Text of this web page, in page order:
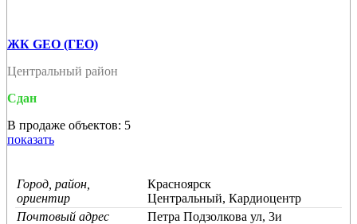
ЖК GEO (ГЕО)
Центральный район
Сдан
В продаже объектов: 5
показать
Город, район,
ориентир
Красноярск
Центральный, Кардиоцентр
Почтовый адрес
Петра Подзолкова ул, 3и